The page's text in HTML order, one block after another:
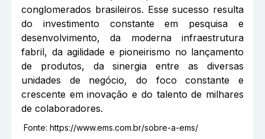
conglomerados brasileiros. Esse sucesso resulta
do investimento constante em pesquisa e
desenvolvimento, da moderna infraestrutura
fabril, da agilidade e pioneirismo no lançamento
de produtos, da sinergia entre as diversas
unidades de negócio, do foco constante e
crescente em inovação e do talento de milhares
de colaboradores.
Fonte: https://www.ems.com.br/sobre-a-ems/